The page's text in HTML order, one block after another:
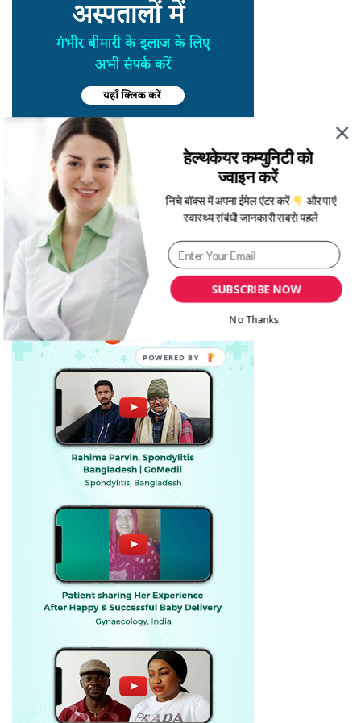
SUBSCRIBE NOW
हेल्थकेयर कम्युनिटी को
ज्वाइन करें
निचे बॉक्स में अपना ईमेल एंटर करें
और पाएं
स्वास्थ्य संबंधी जानकारी सबसे पहले
No Thanks
POWERED BY